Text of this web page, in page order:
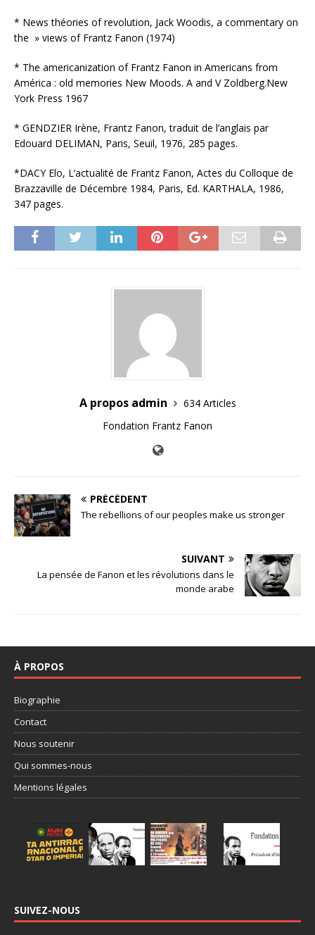
* News théories of revolution, Jack Woodis, a commentary on
the » views of Frantz Fanon (1974)
* The americanization of Frantz Fanon in Americans from
América : old memories New Moods. A and V Zoldberg.New
York Press 1967
* GENDZIER Irène, Frantz Fanon, traduit de l’anglais par
Edouard DELIMAN, Paris, Seuil, 1976, 285 pages.
*DACY Elo, L’actualité de Frantz Fanon, Actes du Colloque de
Brazzaville de Décembre 1984, Paris, Ed. KARTHALA, 1986,
347 pages.
A propos admin
634 Articles
Fondation Frantz Fanon
PRÉCÉDENT
The rebellions of our peoples make us stronger
SUIVANT
La pensée de Fanon et les révolutions dans le
monde arabe
À PROPOS
Biographie
Contact
Nous soutenir
Qui sommes-nous
Mentions légales
SUIVEZ-NOUS